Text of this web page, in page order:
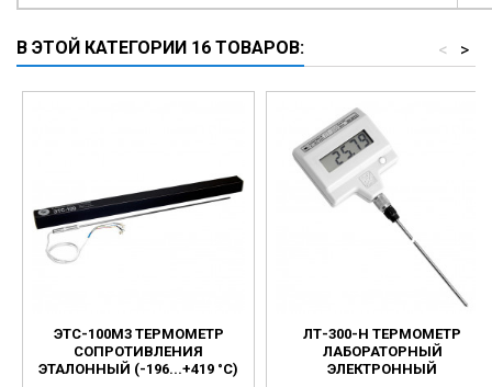
В ЭТОЙ КАТЕГОРИИ 16 ТОВАРОВ: >
<
ЭТС-100М3 ТЕРМОМЕТР
СОПРОТИВЛЕНИЯ
ЭТАЛОННЫЙ (-196...+419 °С)
ЛТ-300-Н ТЕРМОМЕТР
ЛАБОРАТОРНЫЙ
ЭЛЕКТРОННЫЙ